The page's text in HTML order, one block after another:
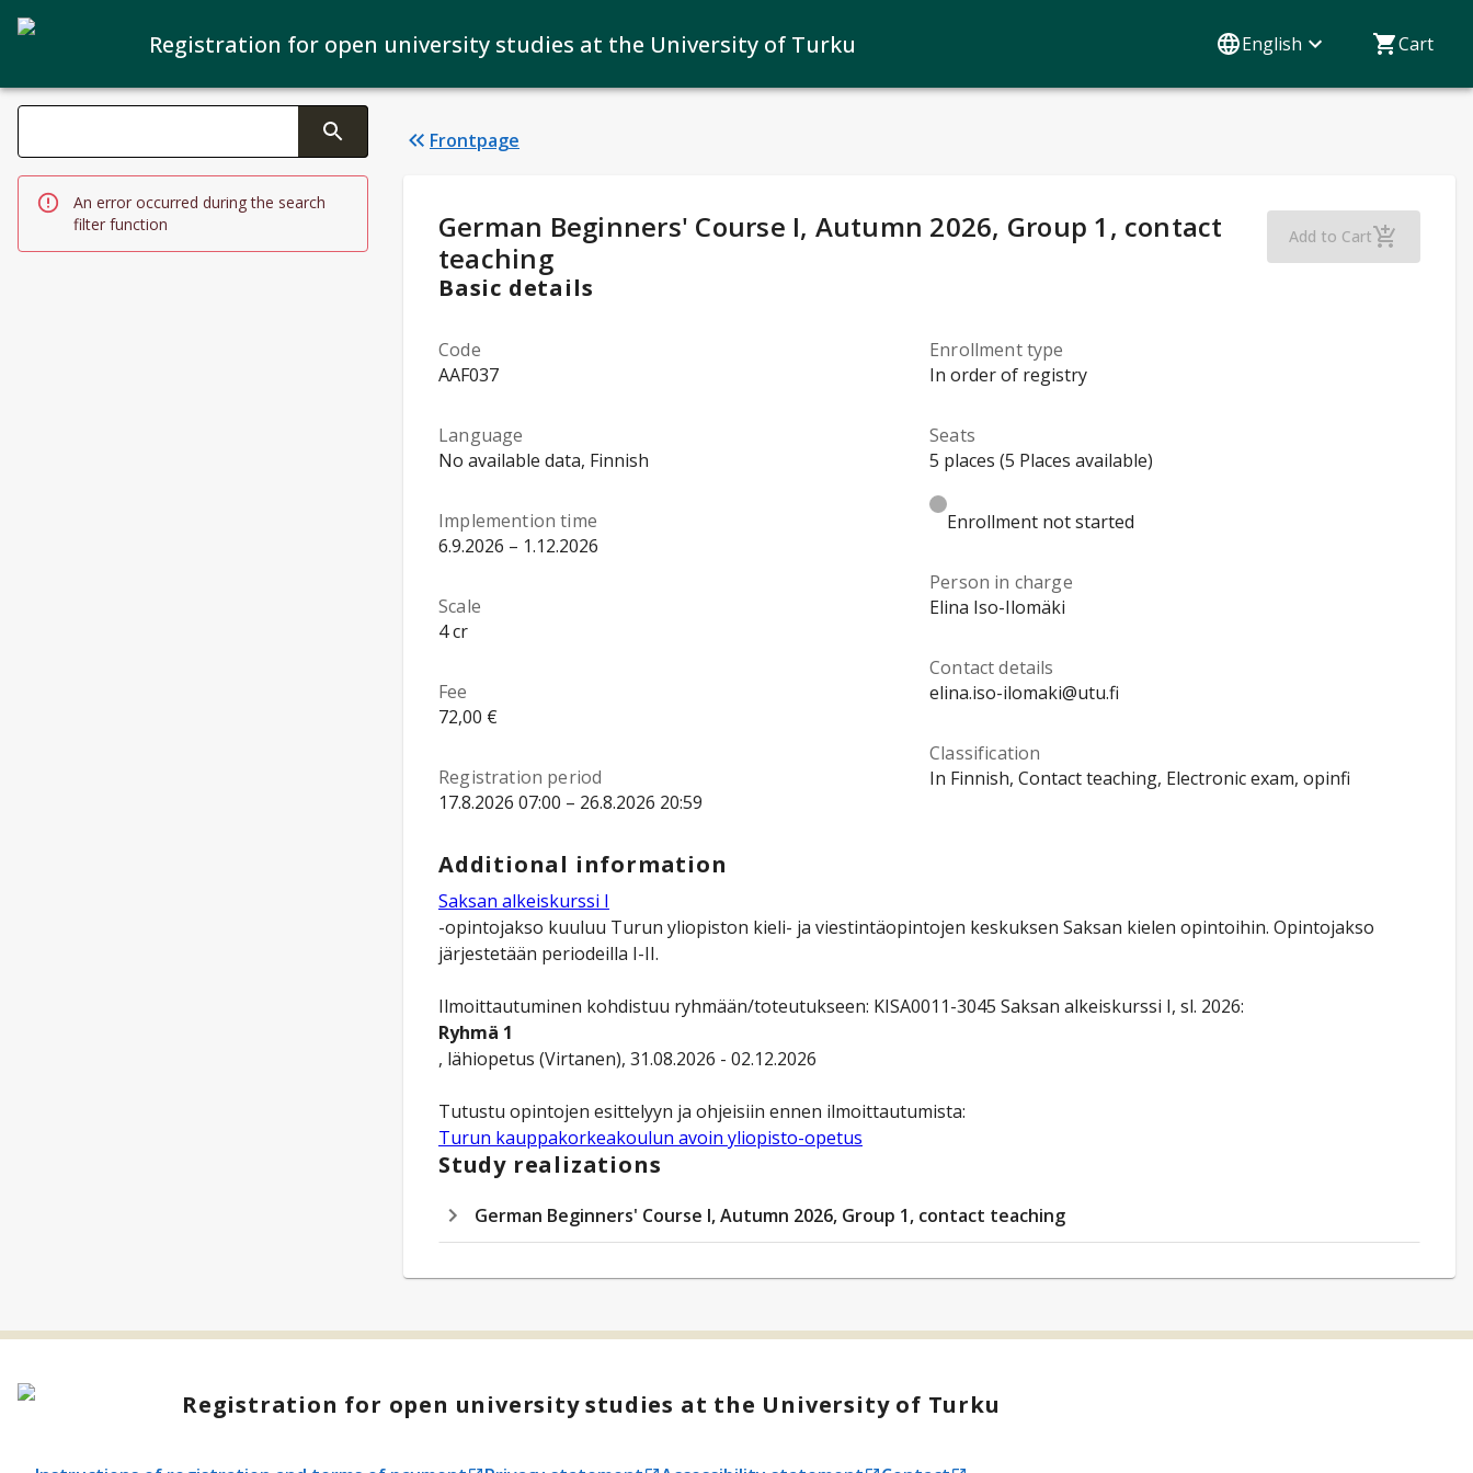
Registration for open university studies at the University of Turku English Cart
Search filters
Changing the text triggers search
An error occurred during the search
filter function
Frontpage
Study Details:
German Beginners' Course I, Autumn 2026, Group 1, contact
teaching
Add to CartGerman
Basic details
Code
AAF037
Language
No available data, Finnish
Implemention time
6.9.2026 – 1.12.2026
Scale
4 cr
Fee
72,00 €
Registration period
17.8.2026 07:00 – 26.8.2026 20:59
Enrollment type
In order of registry
Seats
5 places (5 Places available)
Enrollment not started
Person in charge
Elina Iso-Ilomäki
Contact details
elina.iso-ilomaki@utu.fi
Classification
In Finnish, Contact teaching, Electronic exam, opinfi
Additional information
Saksan alkeiskurssi I
-opintojakso kuuluu Turun yliopiston kieli- ja viestintäopintojen keskuksen Saksan kielen opintoihin. Opintojakso
järjestetään periodeilla I-II.
Ilmoittautuminen kohdistuu ryhmään/toteutukseen: KISA0011-3045 Saksan alkeiskurssi I, sl. 2026:
Ryhmä 1
, lähiopetus (Virtanen), 31.08.2026 - 02.12.2026
Turun kauppakorkeakoulun avoin yliopisto-opetus
Study realizations
German Beginners' Course I, Autumn 2026, Group 1, contact teaching
Registration for open university studies at the University of Turku